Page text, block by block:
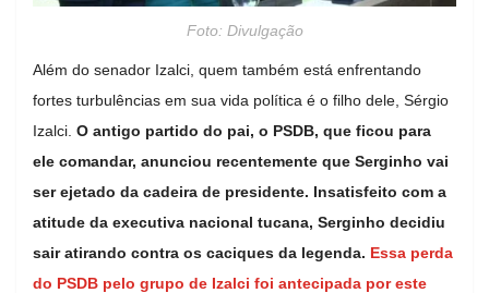
Foto: Divulgação
Além do senador Izalci, quem também está enfrentando
fortes turbulências em sua vida política é o filho dele, Sérgio
Izalci. O antigo partido do pai, o PSDB, que ficou para
ele comandar, anunciou recentemente que Serginho vai
ser ejetado da cadeira de presidente. Insatisfeito com a
atitude da executiva nacional tucana, Serginho decidiu
sair atirando contra os caciques da legenda. Essa perda
do PSDB pelo grupo de Izalci foi antecipada por este